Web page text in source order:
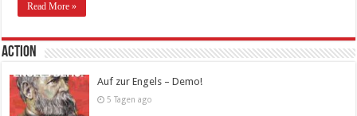
Read More »
Action
Auf zur Engels – Demo!
5 Tagen ago